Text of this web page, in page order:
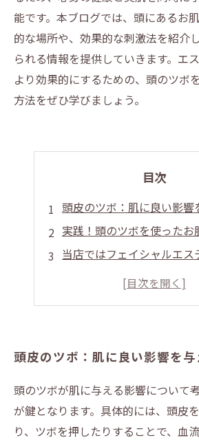
能です。本ブログでは、頭にあるお
的な場所や、効果的な刺激法を紹介
られる情報を提供していきます。エ
より効果的にするための、頭のツボ
方法をぜひ学びましょう。
目次
頭皮のツボ：肌に良い影響
実践！頭のツボを使ったお
当店ではフェイシャルエ
頭皮のツボ：肌に良い影響を与
頭のツボが肌に与える影響について
が鍵となります。具体的には、頭皮
り、ツボを押したりすることで、血